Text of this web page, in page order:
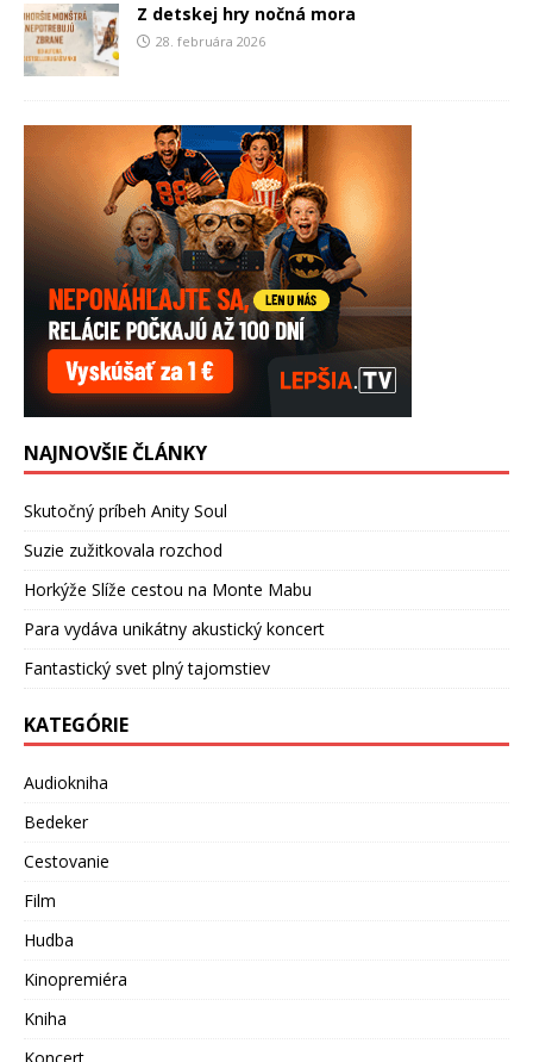
Z detskej hry nočná mora
28. februára 2026
NAJNOVŠIE ČLÁNKY
Skutočný príbeh Anity Soul
Suzie zužitkovala rozchod
Horkýže Slíže cestou na Monte Mabu
Para vydáva unikátny akustický koncert
Fantastický svet plný tajomstiev
KATEGÓRIE
Audiokniha
Bedeker
Cestovanie
Film
Hudba
Kinopremiéra
Kniha
Koncert